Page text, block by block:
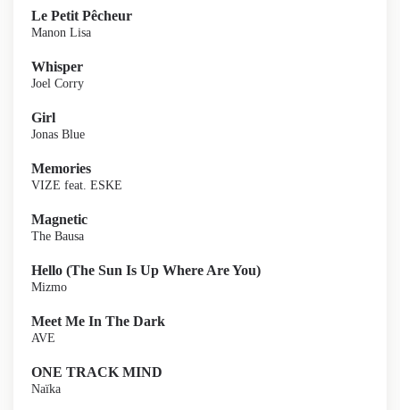
Le Petit Pêcheur
Manon Lisa
Whisper
Joel Corry
Girl
Jonas Blue
Memories
VIZE feat. ESKE
Magnetic
The Bausa
Hello (The Sun Is Up Where Are You)
Mizmo
Meet Me In The Dark
AVE
ONE TRACK MIND
Naïka